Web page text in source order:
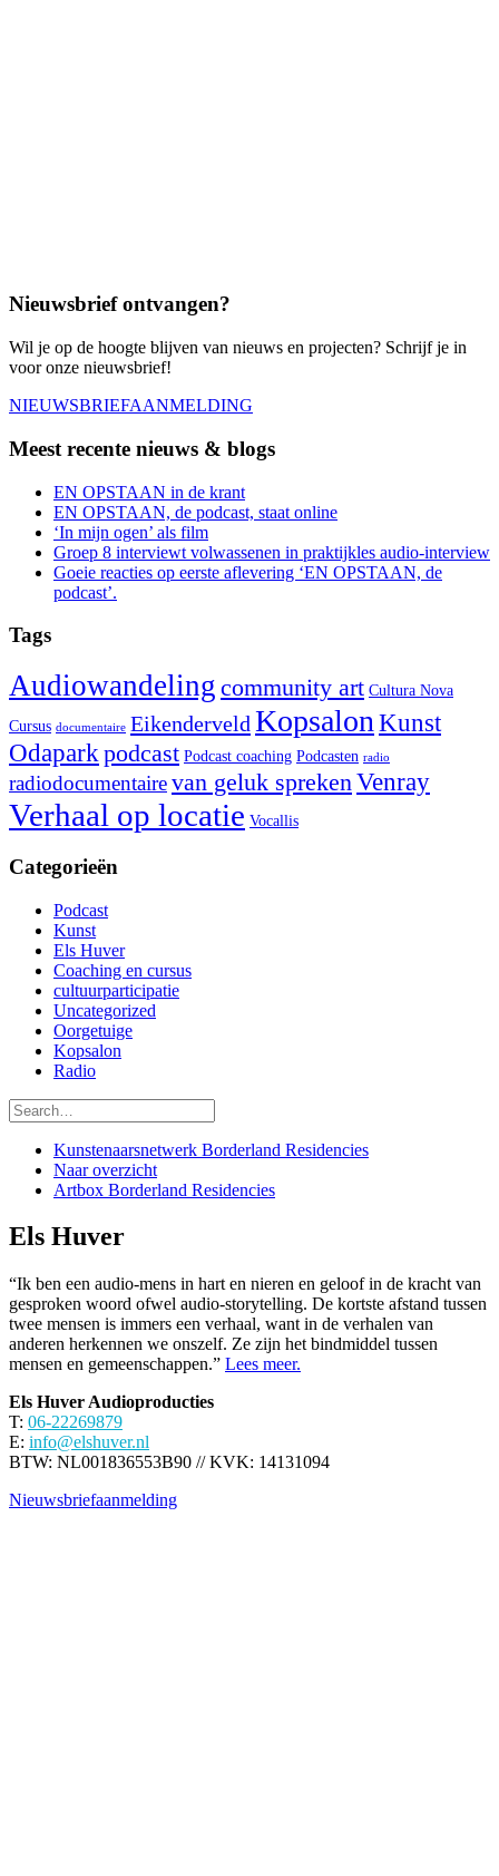
Nieuwsbrief ontvangen?
Wil je op de hoogte blijven van nieuws en projecten? Schrijf je in
voor onze nieuwsbrief!
NIEUWSBRIEFAANMELDING
Meest recente nieuws & blogs
EN OPSTAAN in de krant
EN OPSTAAN, de podcast, staat online
‘In mijn ogen’ als film
Groep 8 interviewt volwassenen in praktijkles audio-interview
Goeie reacties op eerste aflevering ‘EN OPSTAAN, de
podcast’.
Tags
Audiowandeling community art Cultura Nova
Cursus documentaire Eikenderveld Kopsalon Kunst
Odaparkpodcast Podcast coaching Podcasten radio
radiodocumentairevan geluk sprekenVenray
Verhaal op locatie Vocallis
Categorieën
Podcast
Kunst
Els Huver
Coaching en cursus
cultuurparticipatie
Uncategorized
Oorgetuige
Kopsalon
Radio
Kunstenaarsnetwerk Borderland Residencies
Naar overzicht
Artbox Borderland Residencies
Els Huver
“Ik ben een audio-mens in hart en nieren en geloof in de kracht van
gesproken woord ofwel audio-storytelling. De kortste afstand tussen
twee mensen is immers een verhaal, want in de verhalen van
anderen herkennen we onszelf. Ze zijn het bindmiddel tussen
mensen en gemeenschappen.” Lees meer.
Els Huver Audioproducties
T: 06-22269879
E: info@elshuver.nl
BTW: NL001836553B90 // KVK: 14131094
Nieuwsbriefaanmelding